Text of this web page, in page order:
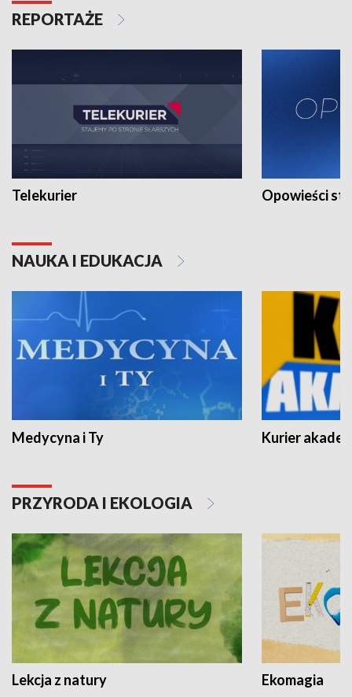
REPORTAŻE
Telekurier Opowieści
NAUKA I EDUKACJA
Medycyna i Ty Kurier
PRZYRODA I EKOLOGIA
Lekcja z natury Ekomagia